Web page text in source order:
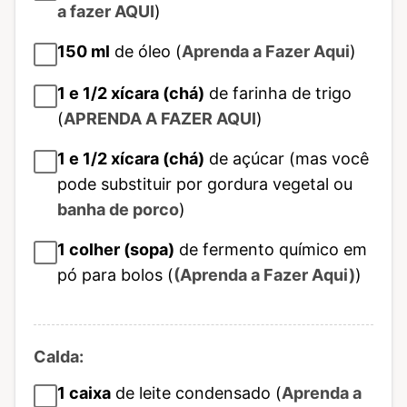
a fazer AQUI)
150 ml de óleo (Aprenda a Fazer Aqui)
1 e 1/2xícara (chá) de farinha de trigo
(APRENDA A FAZER AQUI)
1 e 1/2xícara (chá) de açúcar (mas você
pode substituir por gordura vegetal ou
banha de porco)
1 colher (sopa) de fermento químico em
pó para bolos ((Aprenda a Fazer Aqui))
Calda:
1 caixa de leite condensado (Aprenda a